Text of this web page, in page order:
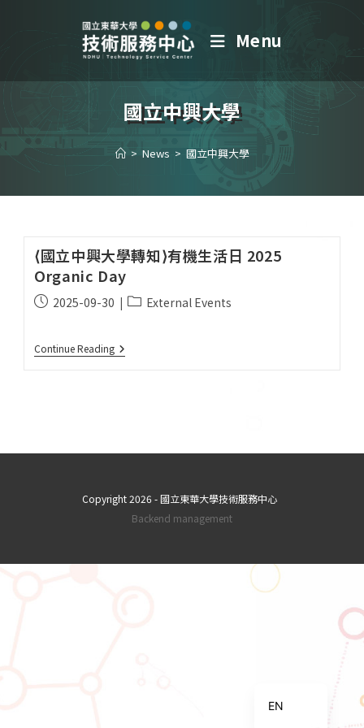
Menu
國立中興大學
> News > 國立中興大學
⟨國立中興大學轉知⟩有機生活日 2025
Organic Day
2025-09-30 External Events
Continue Reading
Copyright 2026 - 國立東華大學技術服務中心
Backend management
EN